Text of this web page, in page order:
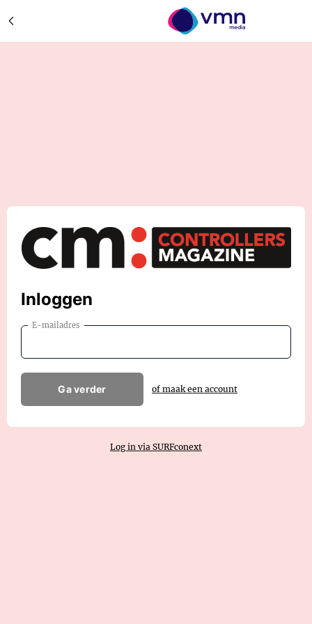
Inloggen
E-mailadres
Ga verder of maak een account
Log in via SURFconext